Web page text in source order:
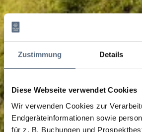
Zustimmung Details
Diese Webseite verwendet Cookies
Wir verwenden Cookies zur
Endgeräteinformationen sowie
für z. B. Buchungen und